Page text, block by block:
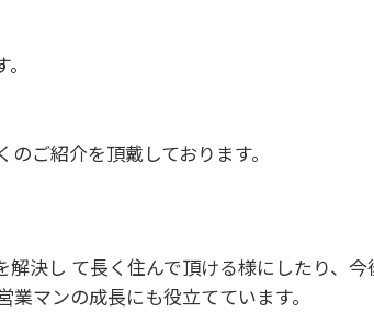
ご紹介を頂戴しております。
決し て長く住んで頂ける様にしたり、今
マンの成長にも役立てています。